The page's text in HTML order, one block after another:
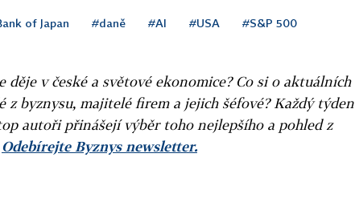
of Japan #daně #AI #USA #S&P 500
děje v české a světové ekonomice? Co si o aktuálních
z byznysu, majitelé firem a jejich šéfové? Každý týden
autoři přinášejí výběr toho nejlepšího a pohled z
Odebírejte Byznys newsletter.